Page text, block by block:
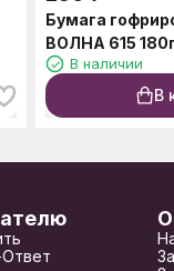
Бумага
ВОЛНА 615
В наличии
В